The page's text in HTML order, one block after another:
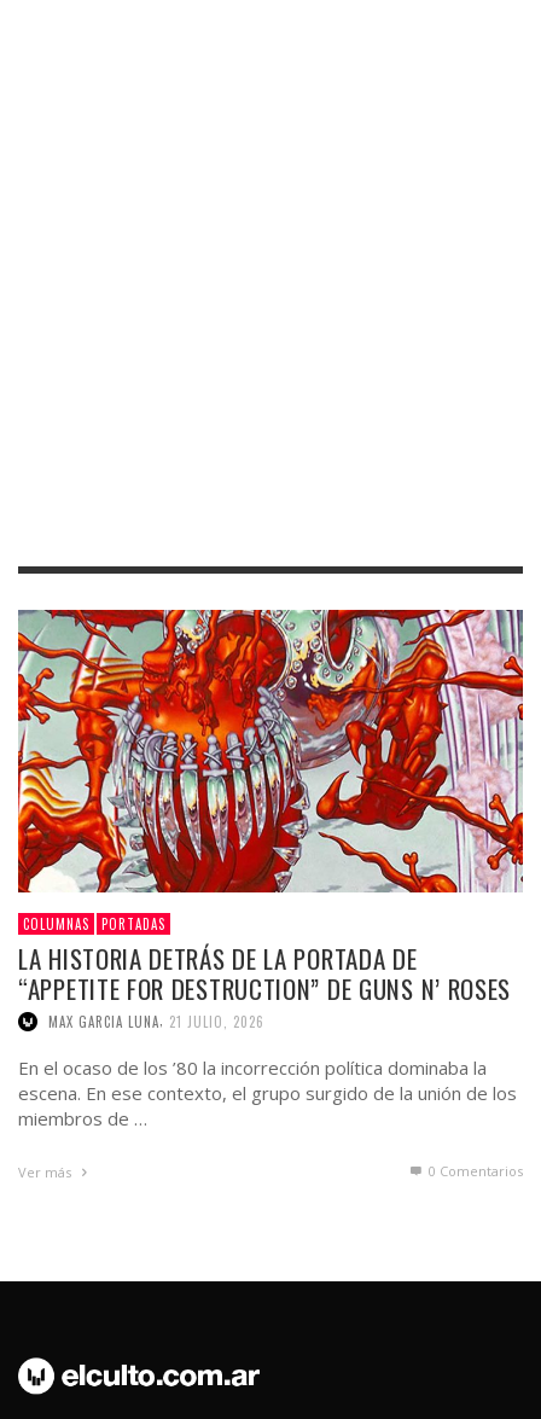
COLUMNAS PORTADAS
LA HISTORIA DETRÁS DE LA PORTADA DE
“APPETITE FOR DESTRUCTION” DE GUNS N’ ROSES
MAX GARCIA LUNA, 21 JULIO, 2026
En el ocaso de los ’80 la incorrección política dominaba la
escena. En ese contexto, el grupo surgido de la unión de los
miembros de …
Ver más 0 Comentarios